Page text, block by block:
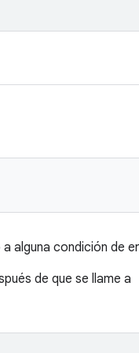
alguna condición de
de que se llame a